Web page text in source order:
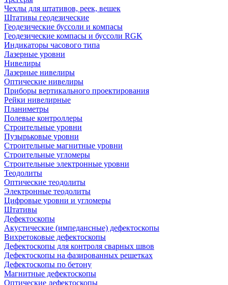
Чехлы для штативов, реек, вешек
Штативы геодезические
Геодезические буссоли и компасы
Геодезические компасы и буссоли RGK
Индикаторы часового типа
Лазерные уровни
Нивелиры
Лазерные нивелиры
Оптические нивелиры
Приборы вертикального проектирования
Рейки нивелирные
Планиметры
Полевые контроллеры
Строительные уровни
Пузырьковые уровни
Строительные магнитные уровни
Строительные угломеры
Строительные электронные уровни
Теодолиты
Оптические теодолиты
Электронные теодолиты
Цифровые уровни и угломеры
Штативы
Дефектоскопы
Акустические (импедансные) дефектоскопы
Вихретоковые дефектоскопы
Дефектоскопы для контроля сварных швов
Дефектоскопы на фазированных решетках
Дефектоскопы по бетону
Магнитные дефектоскопы
Оптические дефектоскопы